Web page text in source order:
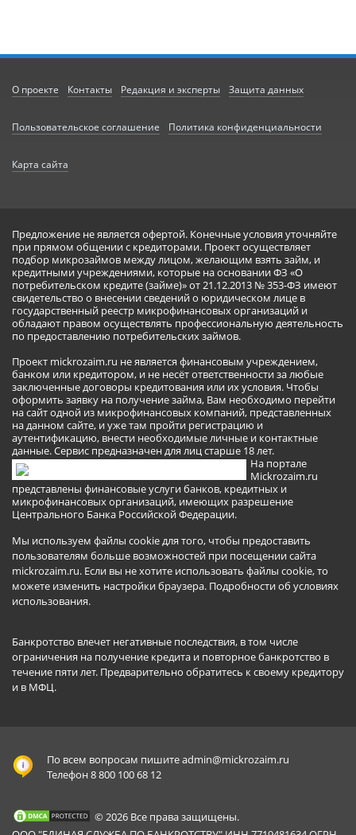
О проекте Контакты Редакция и эксперты Защита данных
Пользовательское соглашение Политика конфиденциальности
Карта сайта
Предложение не является офертой. Конечные условия уточняйте
при прямом общении с кредиторами. Проект осуществляет
подбор микрозаймов между лицом, желающим взять займ, и
кредитными учреждениями, которые на основании ФЗ «О
потребительском кредите (займе)» от 21.12.2013 № 353-ФЗ имеют
свидетельство о внесении сведений о юридическом лице в
государственный реестр микрофинансовых организаций и
обладают правом осуществлять профессиональную деятельность
по предоставлению потребительских займов.
Проект mickrozaim.ru не является финансовым учреждением,
банком или кредитором, и не несёт ответственности за любые
заключенные договоры кредитования или их условия. Чтобы
оформить заявку на получение займа, Вам необходимо перейти
на сайт одной из микрофинансовых компаний, представленных
на данном сайте, и уже там пройти регистрацию и
аутентификацию, внести необходимые личные и контактные
данные. Сервис предназначен для лиц старше 18 лет.
На портале
Mickrozaim.ru
представлены финансовые услуги банков, кредитных и
микрофинансовых организаций, имеющих разрешение
Центрального Банка Российской Федерации.
Мы используем файлы cookie для того, чтобы предоставить
пользователям больше возможностей при посещении сайта
mickrozaim.ru. Если вы не хотите использовать файлы cookie, то
можете изменить настройки браузера. Подробности об условиях
использования.
Банкротство влечет негативные последствия, в том числе
ограничения на получение кредита и повторное банкротство в
течение пяти лет. Предварительно обратитесь к своему кредитору
и в МФЦ.
По всем вопросам пишитеadmin@mickrozaim.ru
Телефон 8 800 100 68 12
© 2026 Все права защищены.